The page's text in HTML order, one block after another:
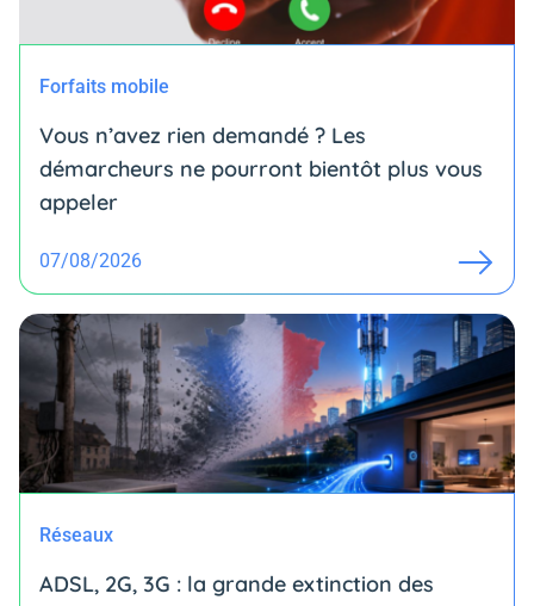
Forfaits mobile
Vous n’avez rien demandé ? Les
démarcheurs ne pourront bientôt plus vous
appeler
07/08/2026
Réseaux
ADSL, 2G, 3G : la grande extinction des